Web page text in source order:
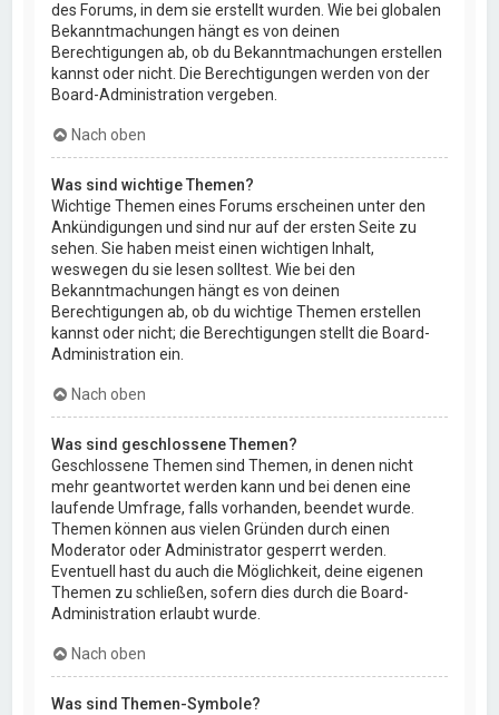
des Forums, in dem sie erstellt wurden. Wie bei globalen
Bekanntmachungen hängt es von deinen
Berechtigungen ab, ob du Bekanntmachungen erstellen
kannst oder nicht. Die Berechtigungen werden von der
Board-Administration vergeben.
Nach oben
Was sind wichtige Themen?
Wichtige Themen eines Forums erscheinen unter den
Ankündigungen und sind nur auf der ersten Seite zu
sehen. Sie haben meist einen wichtigen Inhalt,
weswegen du sie lesen solltest. Wie bei den
Bekanntmachungen hängt es von deinen
Berechtigungen ab, ob du wichtige Themen erstellen
kannst oder nicht; die Berechtigungen stellt die Board-
Administration ein.
Nach oben
Was sind geschlossene Themen?
Geschlossene Themen sind Themen, in denen nicht
mehr geantwortet werden kann und bei denen eine
laufende Umfrage, falls vorhanden, beendet wurde.
Themen können aus vielen Gründen durch einen
Moderator oder Administrator gesperrt werden.
Eventuell hast du auch die Möglichkeit, deine eigenen
Themen zu schließen, sofern dies durch die Board-
Administration erlaubt wurde.
Nach oben
Was sind Themen-Symbole?